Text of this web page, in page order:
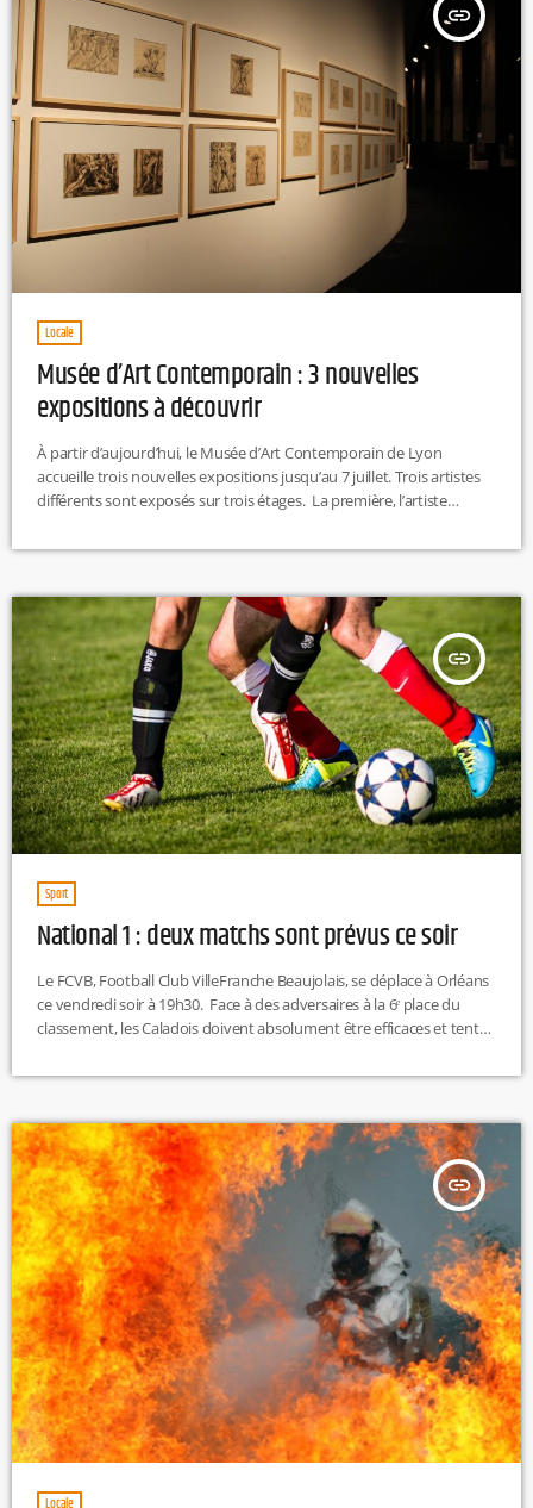
insert_link
Locale
Musée d’Art Contemporain : 3 nouvelles
expositions à découvrir
À partir d’aujourd’hui, le Musée d’Art Contemporain de Lyon
accueille trois nouvelles expositions jusqu’au 7 juillet. Trois artistes
différents sont exposés sur trois étages. La première, l’artiste
toile de 140 mètres de long qui aura pris plus de 3 ans de travail à
collectionneur Antoine de Galbert sont exposés. Des
photographies, des […]
insert_link
Sport
National 1 : deux matchs sont prévus ce soir
Le FCVB, Football Club VilleFranche Beaujolais, se déplace à Orléans
ce vendredi soir à 19h30. Face à des adversaires à la 6ᵉ place du
classement, les Caladois doivent absolument être efficaces et tenter
classement. Leur défaite face à Versailles le week-end dernier ne les
les […]
insert_link
Locale